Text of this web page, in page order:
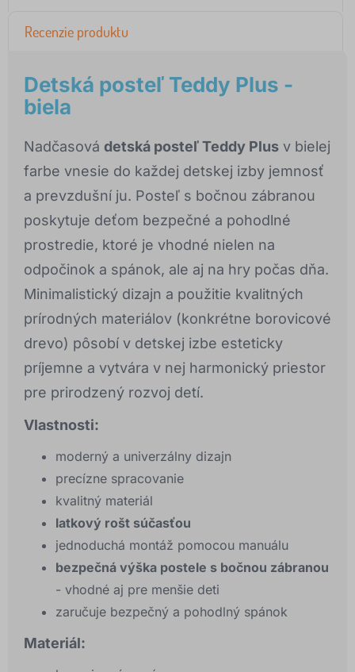
Recenzie produktu
Detská posteľ Teddy Plus -
biela
Nadčasová detská posteľ Teddy Plus v bielej
farbe vnesie do každej detskej izby jemnosť
a prevzdušní ju. Posteľ s bočnou zábranou
poskytuje deťom bezpečné a pohodlné
prostredie, ktoré je vhodné nielen na
odpočinok a spánok, ale aj na hry počas dňa.
Minimalistický dizajn a použitie kvalitných
prírodných materiálov (konkrétne borovicové
drevo) pôsobí v detskej izbe esteticky
príjemne a vytvára v nej harmonický priestor
pre prirodzený rozvoj detí.
Vlastnosti:
moderný a univerzálny dizajn
precízne spracovanie
kvalitný materiál
latkový rošt súčasťou
jednoduchá montáž pomocou manuálu
bezpečná výška postele s bočnou zábranou
- vhodné aj pre menšie deti
zaručuje bezpečný a pohodlný spánok
Materiál: